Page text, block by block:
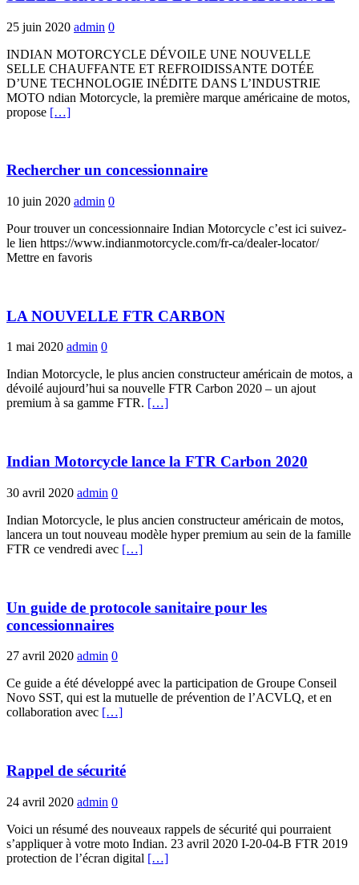
25 juin 2020 admin 0
INDIAN MOTORCYCLE DÉVOILE UNE NOUVELLE
SELLE CHAUFFANTE ET REFROIDISSANTE DOTÉE
D’UNE TECHNOLOGIE INÉDITE DANS L’INDUSTRIE
MOTO ndian Motorcycle, la première marque américaine de motos,
propose […]
Rechercher un concessionnaire
10 juin 2020 admin 0
Pour trouver un concessionnaire Indian Motorcycle c’est ici suivez-
le lien https://www.indianmotorcycle.com/fr-ca/dealer-locator/
Mettre en favoris
LA NOUVELLE FTR CARBON
1 mai 2020 admin 0
Indian Motorcycle, le plus ancien constructeur américain de motos, a
dévoilé aujourd’hui sa nouvelle FTR Carbon 2020 – un ajout
premium à sa gamme FTR. […]
Indian Motorcycle lance la FTR Carbon 2020
30 avril 2020 admin 0
Indian Motorcycle, le plus ancien constructeur américain de motos,
lancera un tout nouveau modèle hyper premium au sein de la famille
FTR ce vendredi avec […]
Un guide de protocole sanitaire pour les
concessionnaires
27 avril 2020 admin 0
Ce guide a été développé avec la participation de Groupe Conseil
Novo SST, qui est la mutuelle de prévention de l’ACVLQ, et en
collaboration avec […]
Rappel de sécurité
24 avril 2020 admin 0
Voici un résumé des nouveaux rappels de sécurité qui pourraient
s’appliquer à votre moto Indian. 23 avril 2020 I-20-04-B FTR 2019
protection de l’écran digital […]